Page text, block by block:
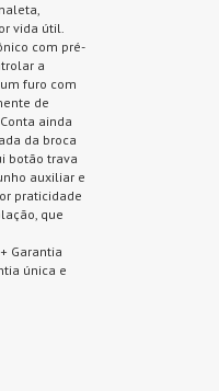
vida útil.
com pré-
a
furo com
de
ainda
da broca
botão trava
auxiliar e
praticidade
que
Garantia
única e